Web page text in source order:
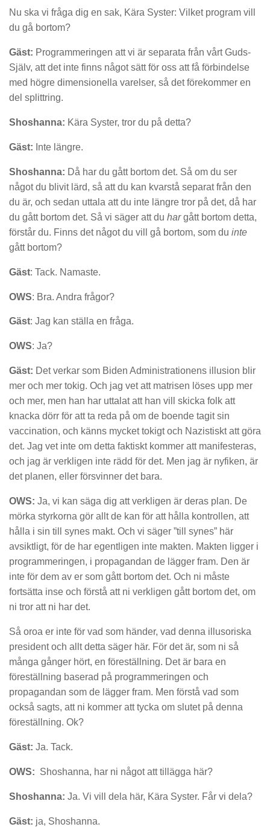
Nu ska vi fråga dig en sak, Kära Syster: Vilket program vill
du gå bortom?
Gäst: Programmeringen att vi är separata från vårt Guds-
Själv, att det inte finns något sätt för oss att få förbindelse
med högre dimensionella varelser, så det förekommer en
del splittring.
Shoshanna: Kära Syster, tror du på detta?
Gäst: Inte längre.
Shoshanna: Då har du gått bortom det. Så om du ser
något du blivit lärd, så att du kan kvarstå separat från den
du är, och sedan uttala att du inte längre tror på det, då har
du gått bortom det. Så vi säger att du hargått bortom detta,
förstår du. Finns det något du vill gå bortom, som du inte
gått bortom?
Gäst: Tack. Namaste.
OWS: Bra. Andra frågor?
Gäst: Jag kan ställa en fråga.
OWS: Ja?
Gäst: Det verkar som Biden Administrationens illusion blir
mer och mer tokig. Och jag vet att matrisen löses upp mer
och mer, men han har uttalat att han vill skicka folk att
knacka dörr för att ta reda på om de boende tagit sin
vaccination, och känns mycket tokigt och Nazistiskt att göra
det. Jag vet inte om detta faktiskt kommer att manifesteras,
och jag är verkligen inte rädd för det. Men jag är nyfiken, är
det planen, eller försvinner det bara.
OWS: Ja, vi kan säga dig att verkligen är deras plan. De
mörka styrkorna gör allt de kan för att hålla kontrollen, att
hålla i sin till synes makt. Och vi säger ”till synes” här
avsiktligt, för de har egentligen inte makten. Makten ligger i
programmeringen, i propagandan de lägger fram. Den är
inte för dem av er som gått bortom det. Och ni måste
fortsätta inse och förstå att ni verkligen gått bortom det, om
ni tror att ni har det.
Så oroa er inte för vad som händer, vad denna illusoriska
president och allt detta säger här. För det är, som ni så
många gånger hört, en föreställning. Det är bara en
föreställning baserad på programmeringen och
propagandan som de lägger fram. Men förstå vad som
också sagts, att ni kommer att tycka om slutet på denna
föreställning. Ok?
Gäst: Ja. Tack.
OWS: Shoshanna, har ni något att tillägga här?
Shoshanna: Ja. Vi vill dela här, Kära Syster. Får vi dela?
Gäst: ja, Shoshanna.